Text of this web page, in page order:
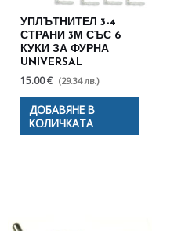
УПЛЪТНИТЕЛ 3-4
СТРАНИ 3М СЪС 6
КУКИ ЗА ФУРНА
UNIVERSAL
15.00 € (29.34 лв.)
ДОБАВЯНЕ В
КОЛИЧКАТА